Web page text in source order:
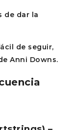
de dar la
de seguir,
Anni Downs.